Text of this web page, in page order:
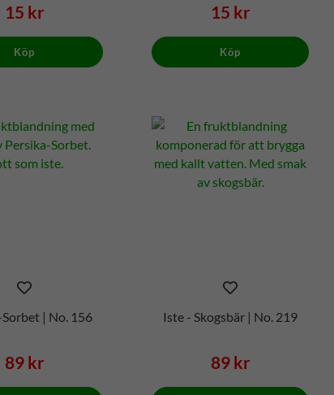
15 kr
Köp
15 kr
Köp
| No. 156
89 kr
Iste - Skogsbär | No. 219
89 kr